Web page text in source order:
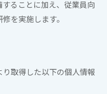
ることに加え、従業員向
を実施します。
取得した以下の個人情報